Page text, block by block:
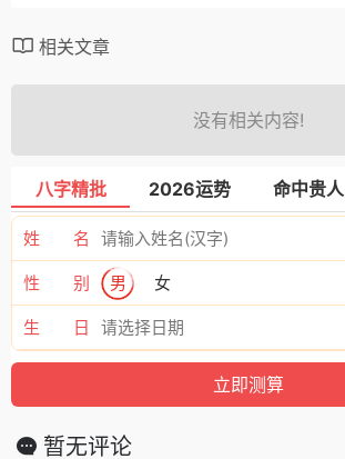
相关文章
没有相关内容!
八字精批 2026运势 命中贵人
姓 名
性 别 男 女
生 日
暂无评论